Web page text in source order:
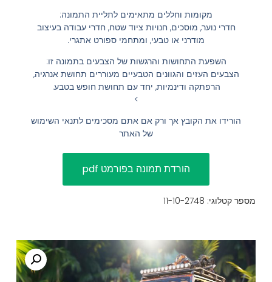
ניגודיות בהירה
ניגודיות כהה
הוסף קו תחתון לקישורים
סמן קישורים
את
כל
האפשרויות
השארת משוב
מקומות וחללים מתאימים לתליית התמונה:
חדרי נוער, מוסכים, חנויות ציוד שטח, חדרי עבודה בעיצוב
מודרני או טבעי, ומתחמי ספורט אתגרי.
השפעת התחושות והרגשות של הצבעים בתמונה זו:
הצבעים העזים והגוונים הטבעיים מעוררים תחושת אנרגיה,
הרפתקה ודינמיות, יחד עם תחושת חופש בטבע.
>
הורידו את הקובץ אך ורק אם אתם מסכימים לתנאי השימוש
של האתר
מספר קטלוגי: 11-10-2748